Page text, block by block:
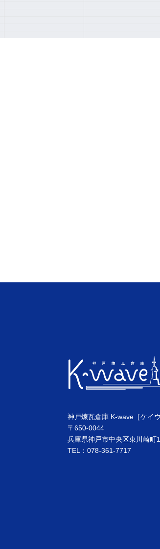
神戸煉瓦倉庫 K-wave［ケイ
〒650-0044
兵庫県神戸市中央区東川崎町
TEL：078-361-7717